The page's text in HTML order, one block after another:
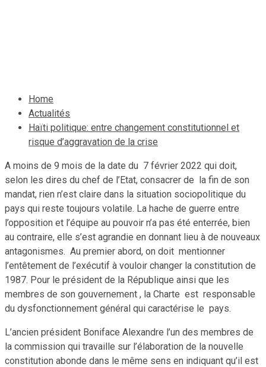
Home
Actualités
Haïti politique: entre changement constitutionnel et
risque d’aggravation de la crise
A moins de 9 mois de la date du 7 février 2022 qui doit,
selon les dires du chef de l’Etat, consacrer de la fin de son
mandat, rien n’est claire dans la situation sociopolitique du
pays qui reste toujours volatile. La hache de guerre entre
l’opposition et l’équipe au pouvoir n’a pas été enterrée, bien
au contraire, elle s’est agrandie en donnant lieu à de nouveaux
antagonismes. Au premier abord, on doit mentionner
l’entêtement de l’exécutif à vouloir changer la constitution de
1987. Pour le président de la République ainsi que les
membres de son gouvernement , la Charte est responsable
du dysfonctionnement général qui caractérise le pays.
L’ancien président Boniface Alexandre l’un des membres de
la commission qui travaille sur l’élaboration de la nouvelle
constitution abonde dans le même sens en indiquant qu’il est